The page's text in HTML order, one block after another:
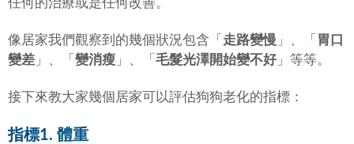
任何的治療或是任何改善。
像居家我們觀察到的幾個狀況包含「 走路變慢 」、「 胃口
變差 」、「 變消瘦 」、「 毛髮光澤開始變不好」等等。
接下來教大家幾個居家可以評估狗狗老化的指標：
指標1. 體重